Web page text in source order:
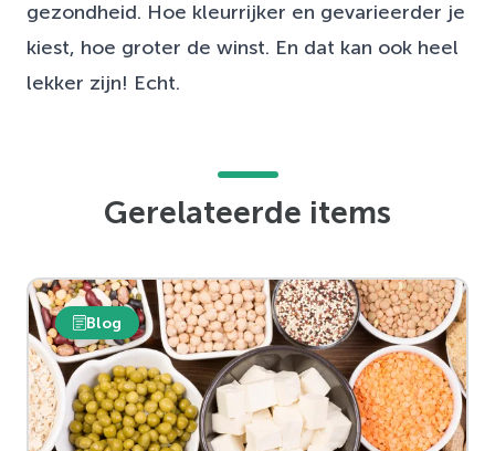
gezondheid. Hoe kleurrijker en gevarieerder je
kiest, hoe groter de winst. En dat kan ook heel
lekker zijn! Echt.
Gerelateerde items
Blog